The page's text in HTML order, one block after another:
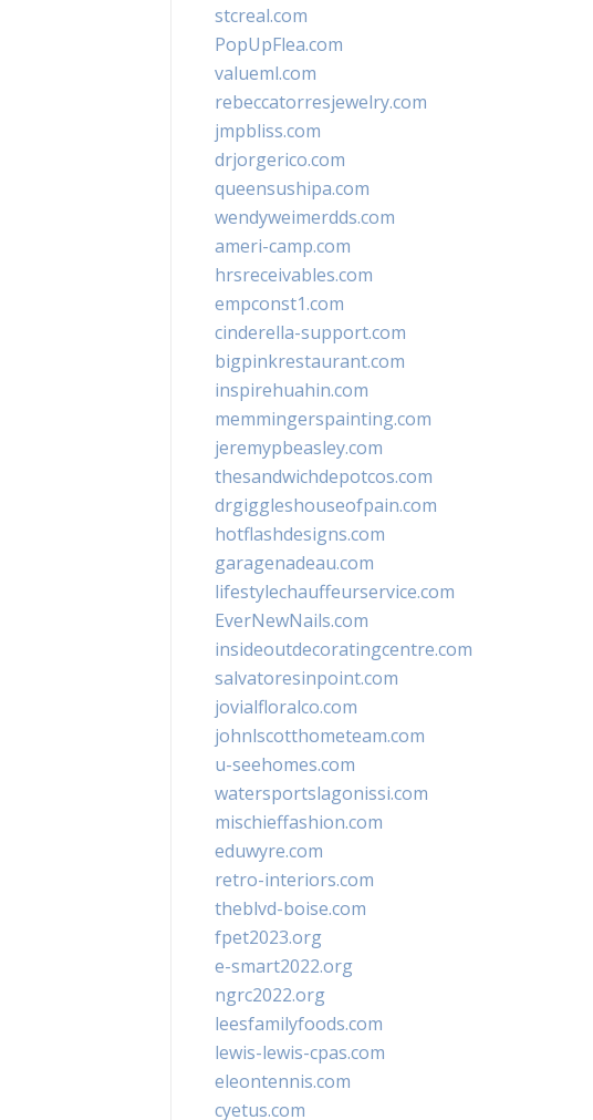
stcreal.com
PopUpFlea.com
valueml.com
rebeccatorresjewelry.com
jmpbliss.com
drjorgerico.com
queensushipa.com
wendyweimerdds.com
ameri-camp.com
hrsreceivables.com
empconst1.com
cinderella-support.com
bigpinkrestaurant.com
inspirehuahin.com
memmingerspainting.com
jeremypbeasley.com
thesandwichdepotcos.com
drgiggleshouseofpain.com
hotflashdesigns.com
garagenadeau.com
lifestylechauffeurservice.com
EverNewNails.com
insideoutdecoratingcentre.com
salvatoresinpoint.com
jovialfloralco.com
johnlscotthometeam.com
u-seehomes.com
watersportslagonissi.com
mischieffashion.com
eduwyre.com
retro-interiors.com
theblvd-boise.com
fpet2023.org
e-smart2022.org
ngrc2022.org
leesfamilyfoods.com
lewis-lewis-cpas.com
eleontennis.com
cyetus.com